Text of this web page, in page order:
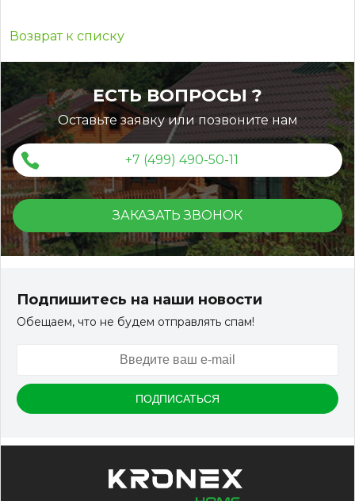
Возврат к списку
ЕСТЬ ВОПРОСЫ ?
Оставьте заявку или позвоните нам
+7 (499) 490-50-11
ЗАКАЗАТЬ ЗВОНОК
Подпишитесь на наши новости
Обещаем, что не будем отправлять спам!